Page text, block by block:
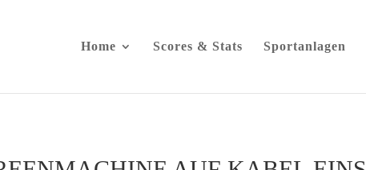
Home Scores & Stats Sportanlagen